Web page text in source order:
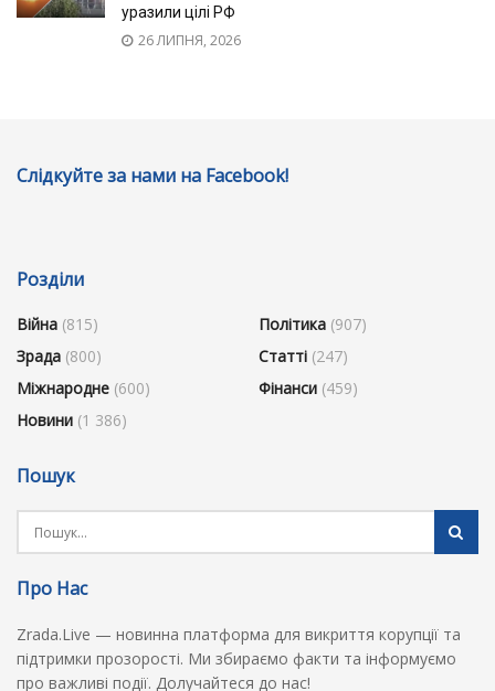
уразили цілі РФ
26 ЛИПНЯ, 2026
Слідкуйте за нами на Facebook!
Розділи
Війна (815)
Зрада (800)
Міжнародне (600)
Новини (1 386)
Політика (907)
Статті (247)
Фінанси (459)
Пошук
Про Нас
Zrada.Live — новинна платформа для викриття корупції та
підтримки прозорості. Ми збираємо факти та інформуємо
про важливі події. Долучайтеся до нас!